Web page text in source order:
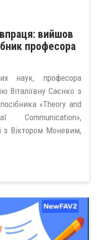
вийшов
професора
наук, професора
Віталіївну Саєнко з
«Theory and
з Віктором Моневим,